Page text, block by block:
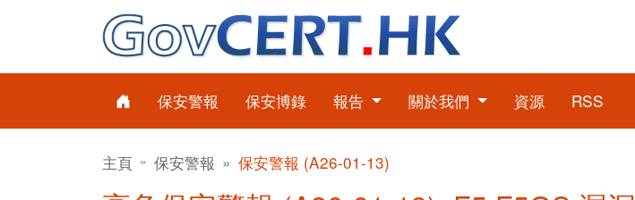
保安警報 保安博錄 報告 關於我們 資源 RSS
主頁 保安警報 保安警報 (A26-01-13)